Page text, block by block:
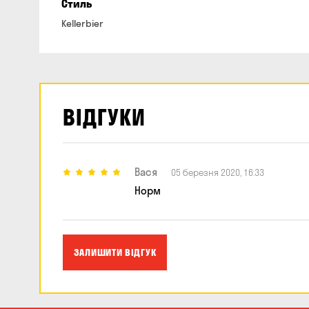
Стиль
Kellerbier
ВІДГУКИ
Вася 05 березня 2020, 16:33
Норм
ЗАЛИШИТИ ВІДГУК